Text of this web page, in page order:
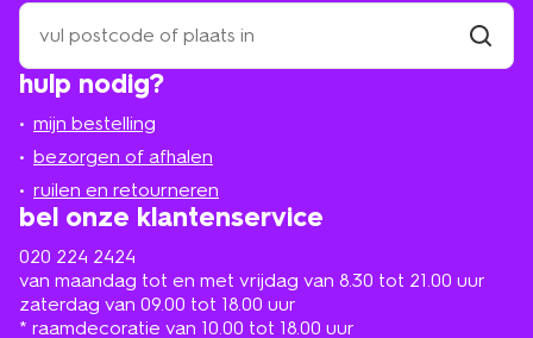
hulp nodig?
mijn bestelling
bezorgen of afhalen
ruilen en retourneren
bel onze klantenservice
020 224 2424
van maandag tot en met vrijdag van 8.30 tot 21.00 uur
zaterdag van 09.00 tot 18.00 uur
* raamdecoratie van 10.00 tot 18.00 uur
zoek
een
winkel
bij
in
de
buurt